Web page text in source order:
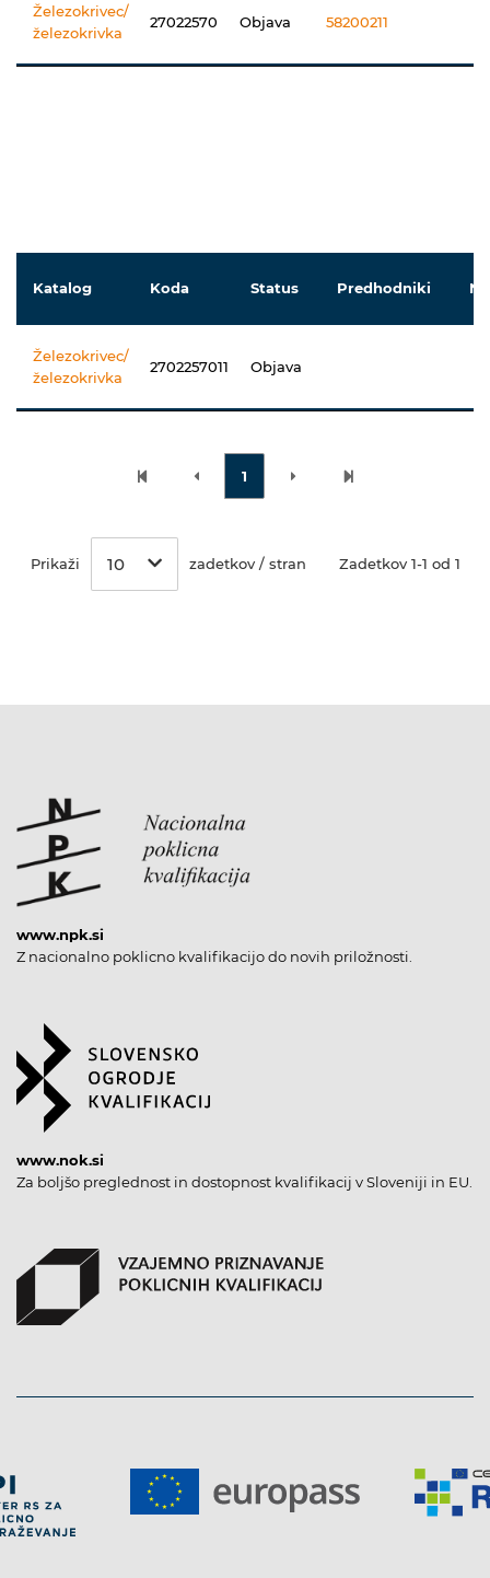
Železokrivec/
železokrivka
27022570 Objava 58200211
Katalog Koda Status Predhodniki
Železokrivec/
železokrivka
2702257011 Objava
1
Prikaži 10 zadetkov / stran Zadetkov 1-1 od 1
www.npk.si
Z nacionalno poklicno kvalifikacijo do novih priložnosti.
www.nok.si
Za boljšo preglednost in dostopnost kvalifikacij v Sloveniji in EU.